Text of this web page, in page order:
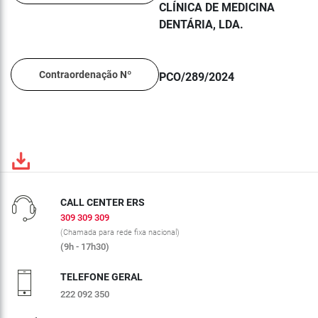
CLÍNICA DE MEDICINA
DENTÁRIA, LDA.
Contraordenação Nº PCO/289/2024
CALL CENTER ERS
309 309 309
(Chamada para rede fixa nacional)
(9h - 17h30)
TELEFONE GERAL
222 092 350